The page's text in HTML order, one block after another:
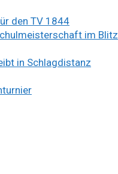
den TV 1844
im Blitz
in Schlagdistanz